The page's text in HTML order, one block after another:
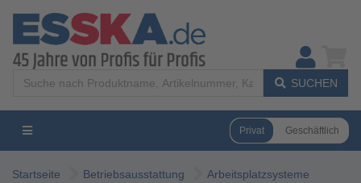
SUCHEN
Privat Geschäftlich
Startseite Betriebsausstattung
Arbeitsplatzsysteme